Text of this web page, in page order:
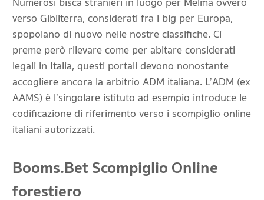
verso Gibilterra, considerati fra i big per Europa,
spopolano di nuovo nelle nostre classifiche. Ci
preme però rilevare come per abitare considerati
legali in Italia, questi portali devono nonostante
accogliere ancora la arbitrio ADM italiana. L’ADM (ex
AAMS) è l’singolare istituto ad esempio introduce le
codificazione di riferimento verso i scompiglio online
italiani autorizzati.
Booms.Bet Scompiglio Online
forestiero